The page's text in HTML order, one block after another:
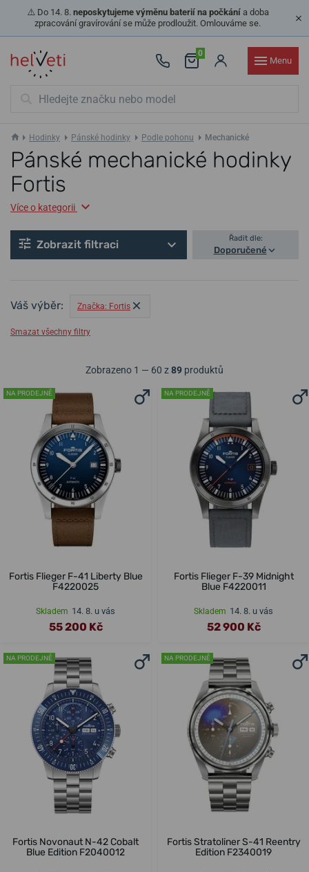
⚠️ Do 14. 8. neposkytujeme výměnu baterií na počkánía doba
zpracování gravírování se může prodloužit. Omlouváme se.
0
Menu
Hodinky Pánské hodinky Podle pohonu Mechanické
Pánské mechanické hodinky
Fortis
Více o kategorii
Zobrazit filtraci Řadit dle:
Doporučené
Váš výběr: Značka: Fortis
Smazat všechny filtry
Zobrazeno 1 — 60 z89 produktů
NA PRODEJNĚ
Fortis Flieger F-41 Liberty Blue
F4220025
Skladem 14. 8. u vás
55 200 Kč
NA PRODEJNĚ
Fortis Flieger F-39 Midnight
Blue F4220011
Skladem 14. 8. u vás
52 900 Kč
NA PRODEJNĚ
Fortis Novonaut N-42 Cobalt
Blue Edition F2040012
NA PRODEJNĚ
Fortis Stratoliner S-41 Reentry
Edition F2340019